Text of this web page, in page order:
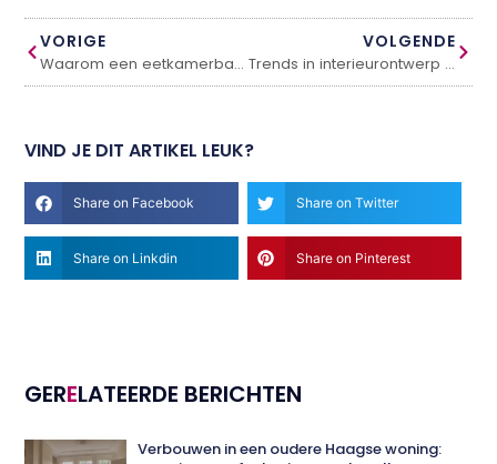
VORIGE
Waarom een eetkamerbank een waardevolle toevoeging aan je huis is
VOLGENDE
Trends in interieurontwerp voor 2024: een duik in de toekomst van wonen
VIND JE DIT ARTIKEL LEUK?
Share on Facebook Share on Twitter
Share on Linkdin Share on Pinterest
GERELATEERDE BERICHTEN
Verbouwen in een oudere Haagse woning: